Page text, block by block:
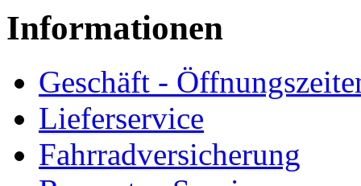
Informationen
Geschäft -
Lieferservice
Fahrradversicherung